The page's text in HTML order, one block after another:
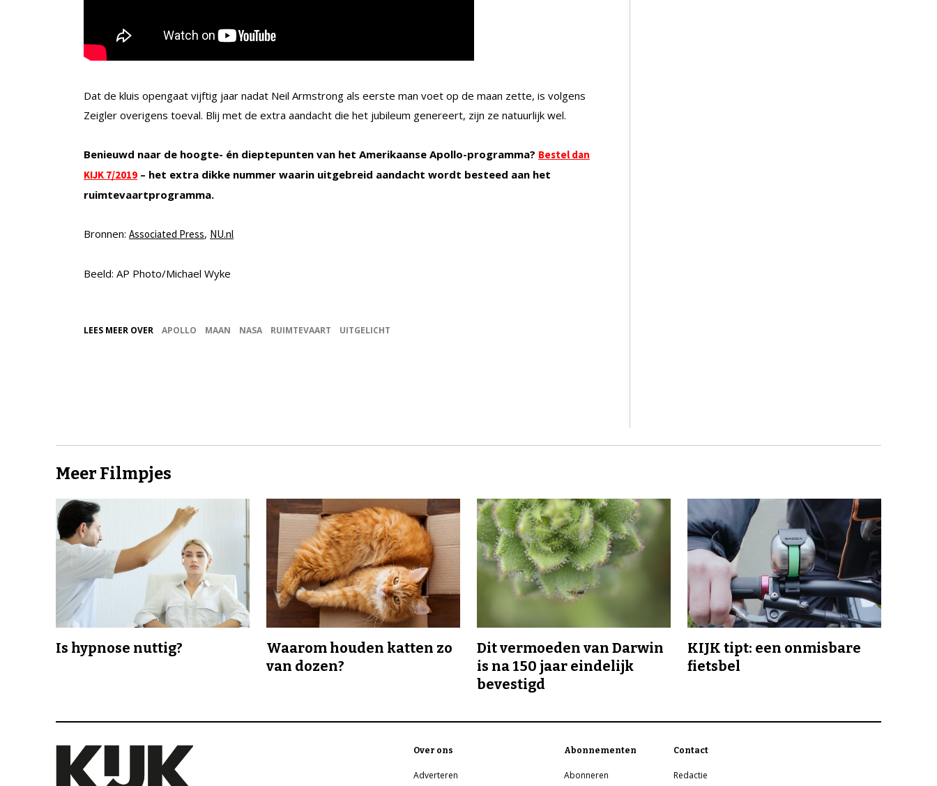
Dat de kluis opengaat vijftig jaar nadat Neil Armstrong als eerste man voet op de maan zette, is volgens
Zeigler overigens toeval. Blij met de extra aandacht die het jubileum genereert, zijn ze natuurlijk wel.
Benieuwd naar de hoogte- én dieptepunten van het Amerikaanse Apollo-programma? Bestel dan
KIJK 7/2019 – het extra dikke nummer waarin uitgebreid aandacht wordt besteed aan het
ruimtevaartprogramma.
Bronnen: Associated Press, NU.nl
Beeld: AP Photo/Michael Wyke
LEES MEER OVER APOLLO MAAN NASA RUIMTEVAART UITGELICHT
Meer Filmpjes
Is hypnose nuttig?
Waarom houden katten zo
van dozen?
Dit vermoeden van Darwin
is na 150 jaar eindelijk
bevestigd
KIJK tipt: een onmisbare
fietsbel
Over ons
Adverteren
Abonnementen
Abonneren
Contact
Redactie